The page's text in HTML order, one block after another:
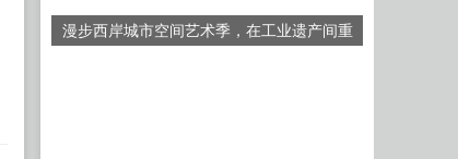
漫步西岸城市空间艺术季，在工业遗产间重